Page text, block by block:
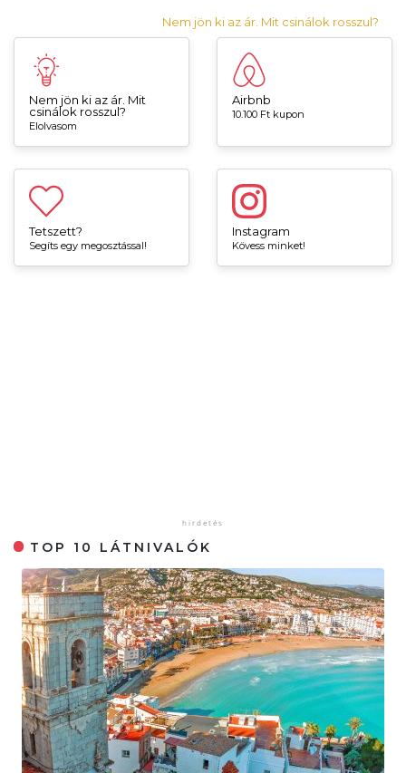
Nem jön ki az ár. Mit csinálok rosszul?
Nem jön ki az ár. Mit
csinálok rosszul?
Elolvasom
Airbnb
10.100 Ft kupon
Tetszett?
Segíts egy megosztással!
Instagram
Kövess minket!
TOP 10 LÁTNIVALÓK